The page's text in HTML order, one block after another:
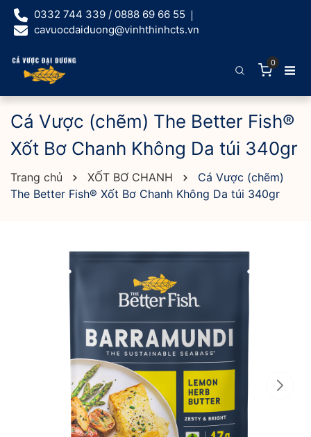
0332 744 339 / 0888 69 66 55
cavuocdaiduong@vinhthinhcts.vn
0
Cá Vược (chẽm) The Better Fish®
Xốt Bơ Chanh Không Da túi 340gr
Trang chủ XỐT BƠ CHANH
Cá Vược (chẽm)
The Better Fish® Xốt Bơ Chanh Không Da túi 340gr